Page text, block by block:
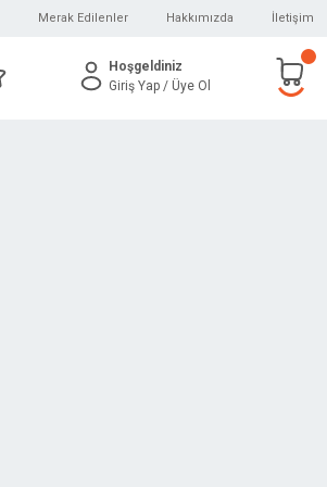
Merak Edilenler Hakkımızda İletişim
Hoşgeldiniz
Giriş Yap / Üye Ol